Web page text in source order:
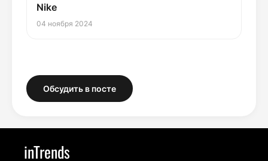
Nike
04 ноября 2024
Обсудить в посте
inTrends